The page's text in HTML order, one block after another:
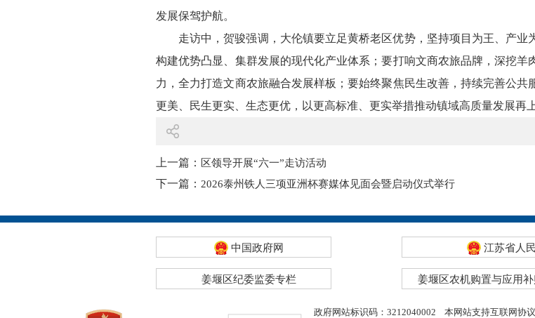
发展保驾护航。
走访中，贺骏强调，大伦镇要立足黄桥老区优势，坚持项目为王、产
构建优势凸显、集群发展的现代化产业体系；要打响文商农旅品牌，深挖
力，全力打造文商农旅融合发展样板；要始终聚焦民生改善，持续完善公
更美、民生更实、生态更优，以更高标准、更实举措推动镇域高质量发展再
上一篇： 区领导开展“六一”走访活动
下一篇： 2026泰州铁人三项亚洲杯赛媒体见面会暨启动仪式举行
中国政府网 江苏省人
姜堰区纪委监委专栏 姜堰区农机购置与应用
政府网站标识码：3212040002 本网站支持互联网协议